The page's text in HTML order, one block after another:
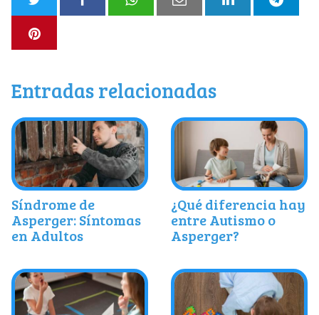
Entradas relacionadas
Síndrome de
Asperger: Síntomas
en Adultos
¿Qué diferencia hay
entre Autismo o
Asperger?